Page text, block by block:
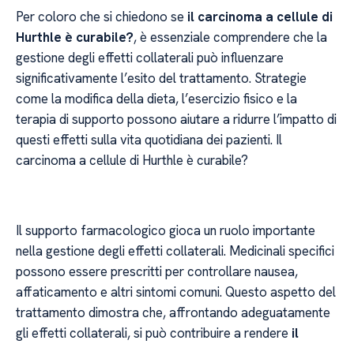
Per coloro che si chiedono se il carcinoma a cellule di
Hurthle è curabile?, è essenziale comprendere che la
gestione degli effetti collaterali può influenzare
significativamente l’esito del trattamento. Strategie
come la modifica della dieta, l’esercizio fisico e la
terapia di supporto possono aiutare a ridurre l’impatto di
questi effetti sulla vita quotidiana dei pazienti. Il
carcinoma a cellule di Hurthle è curabile?
Il supporto farmacologico gioca un ruolo importante
nella gestione degli effetti collaterali. Medicinali specifici
possono essere prescritti per controllare nausea,
affaticamento e altri sintomi comuni. Questo aspetto del
trattamento dimostra che, affrontando adeguatamente
gli effetti collaterali, si può contribuire a rendere il